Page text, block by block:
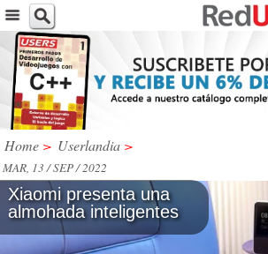
Home > Userlandia >
MAR, 13 / SEP / 2022
Xiaomi presenta una
almohada inteligentes